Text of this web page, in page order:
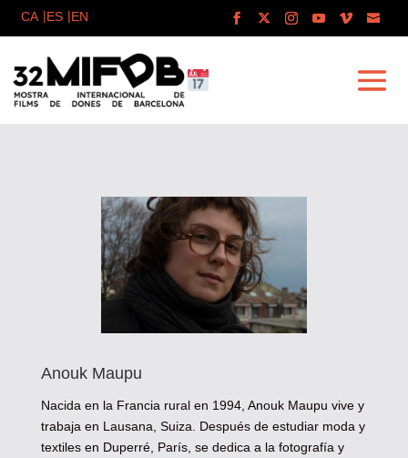
Anouk Maupu
Nacida en la Francia rural en 1994, Anouk Maupu vive y
trabaja en Lausana, Suiza. Después de estudiar moda y
textiles en Duperré, París, se dedica a la fotografía y